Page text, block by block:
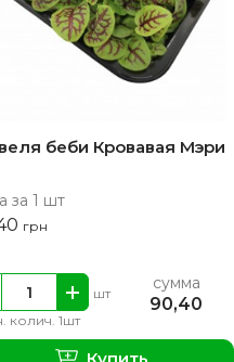
беби Кровавая Мэри
за 1 шт
грн
колич. 1шт
шт сумма
90,40